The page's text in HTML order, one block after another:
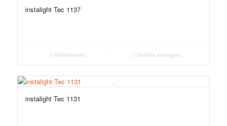
instalight Tec 1137
Weiterlesen Details anzeigen
instalight Tec 1131